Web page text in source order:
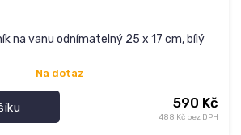
na vanu odnímatelný 25 x 17 cm, bílý
Na dotaz
488 Kč bez DPH
590 Kč